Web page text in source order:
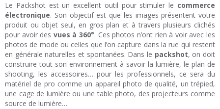
Le Packshot est un excellent outil pour stimuler le commerce
électronique. Son objectif est que les images présentent votre
produit ou objet seul, en gros plan et à travers plusieurs clichés
pour avoir des vues à 360°. Ces photos n’ont rien à voir avec les
photos de mode ou celles que l’on capture dans la rue qui restent
en générale naturelles et spontanées. Dans le packshot, on doit
construire tout son environnement à savoir la lumière, le plan de
shooting, les accessoires… pour les professionnels, ce sera du
matériel de pro comme un appareil photo de qualité, un trépied,
une cage de lumière ou une table photo, des projecteurs comme
source de lumière…